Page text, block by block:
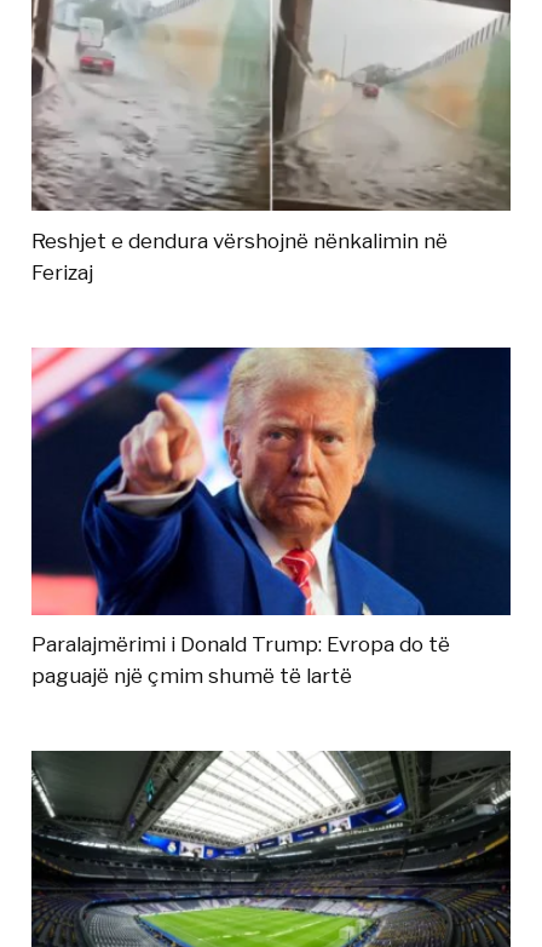
Reshjet e dendura vërshojnë nënkalimin në
Ferizaj
Paralajmërimi i Donald Trump: Evropa do të
paguajë një çmim shumë të lartë